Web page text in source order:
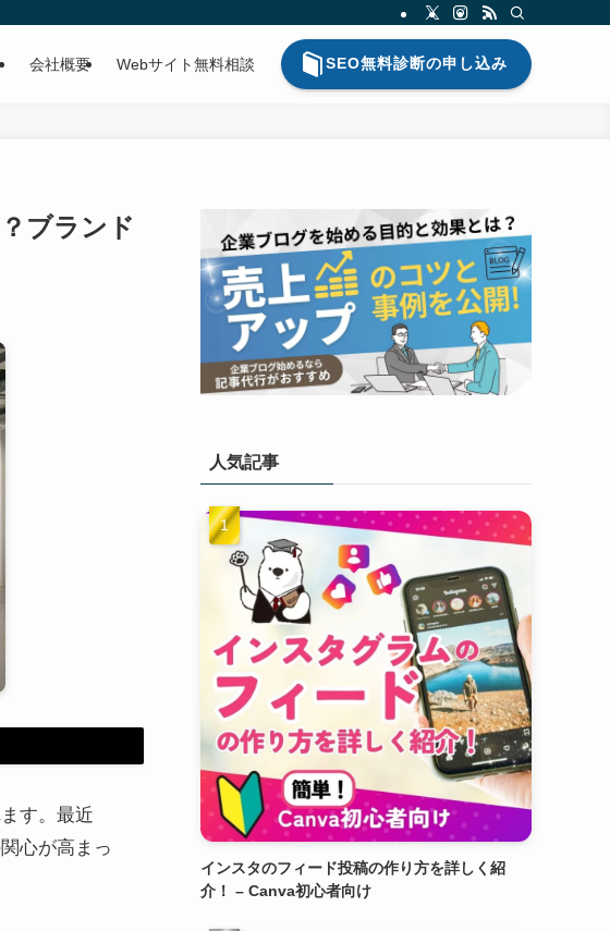
会社概要 Webサイト無料相談 SEO無料診断の申し込み
ブランド
す。最近
心が高まっ
人気記事
インスタのフィード投稿の作り方を詳しく紹
介！ – Canva初心者向け